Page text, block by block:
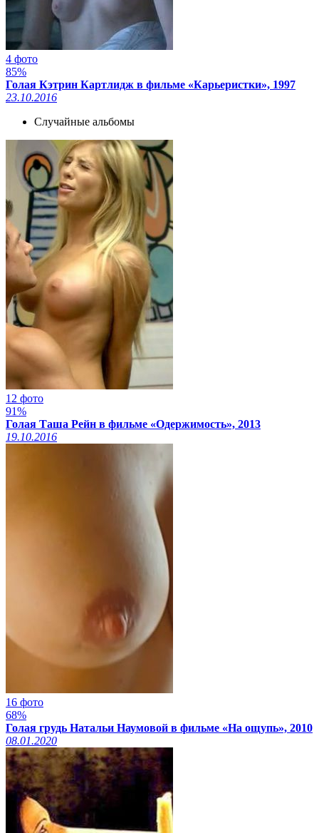
4 фото
85%
Голая Кэтрин Картлидж в фильме «Карьеристки», 1997
23.10.2016
Случайные альбомы
12 фото
91%
Голая Таша Рейн в фильме «Одержимость», 2013
19.10.2016
16 фото
68%
Голая грудь Натальи Наумовой в фильме «На ощупь», 2010
08.01.2020